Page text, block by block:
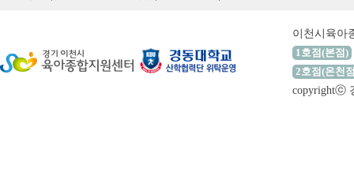
이천시육아
1호점(본점)
2호점(온천
copyrightⓒ